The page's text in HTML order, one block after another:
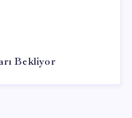
Bekliyor